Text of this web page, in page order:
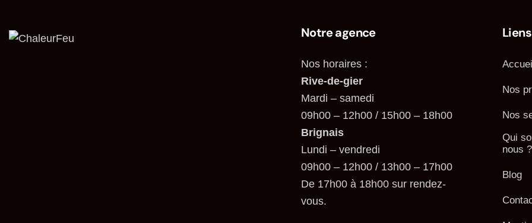
Notre agence
Nos horaires :
Rive-de-gier
Mardi – samedi
09h00 – 12h00 / 15h00 – 18h00
Brignais
Lundi – vendredi
09h00 – 12h00 / 13h00 – 17h00
De 17h00 à 18h00 sur rendez-
vous.
Nos
Nos
Qui
nous ?
Blog